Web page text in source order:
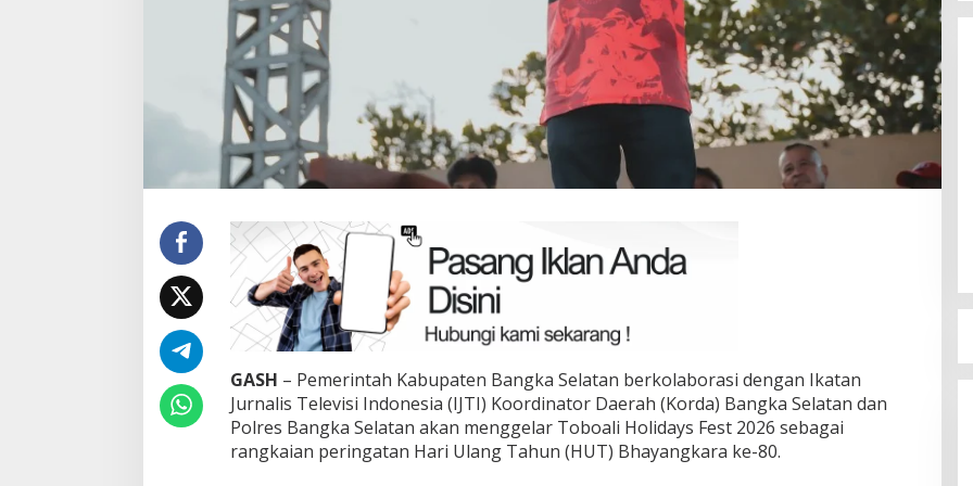
GASH – Pemerintah Kabupaten Bangka Selatan berkolaborasi dengan Ikatan
Jurnalis Televisi Indonesia (IJTI) Koordinator Daerah (Korda) Bangka Selatan dan
Polres Bangka Selatan akan menggelar Toboali Holidays Fest 2026 sebagai
rangkaian peringatan Hari Ulang Tahun (HUT) Bhayangkara ke-80.
Terpilih di Musda VI, Rina Tarol
Golkar Bangka Selatan
Di Bangka Selatan, Politik
Ramadan Penuh Berkah, PAC